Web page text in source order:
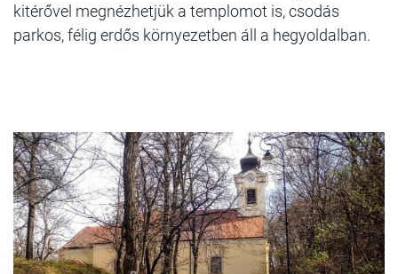
kitérővel megnézhetjük a templomot is, csodás
parkos, félig erdős környezetben áll a hegyoldalban.